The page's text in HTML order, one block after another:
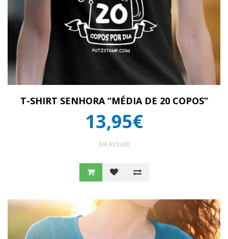
T-SHIRT SENHORA “MÉDIA DE 20 COPOS”
13,95€
IVA Incluído